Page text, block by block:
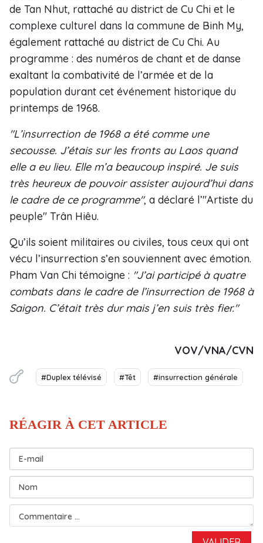
de Tan Nhut, rattaché au district de Cu Chi et le
complexe culturel dans la commune de Binh My,
également rattaché au district de Cu Chi. Au
programme : des numéros de chant et de danse
exaltant la combativité de l’armée et de la
population durant cet événement historique du
printemps de 1968.
"L’insurrection de 1968 a été comme une
secousse. J’étais sur les fronts au Laos quand
elle a eu lieu. Elle m’a beaucoup inspiré. Je suis
très heureux de pouvoir assister aujourd’hui dans
le cadre de ce programme", a déclaré l’"Artiste du
peuple" Trân Hiêu.
Qu’ils soient militaires ou civiles, tous ceux qui ont
vécu l’insurrection s’en souviennent avec émotion.
Pham Van Chi témoigne : "J’ai participé à quatre
combats dans le cadre de l’insurrection de 1968 à
Saigon. C’était très dur mais j’en suis très fier."
VOV/VNA/CVN
#Duplex télévisé #Têt #insurrection générale